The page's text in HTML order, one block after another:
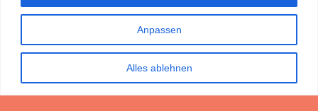
Anpassen
Alles ablehnen
Fakenews? (2.777)
Ich reime weil’s mir Freude macht …
Die Erscheinung des Messias (2.320)
Dr. Christian Rempel mit technischer Unterstützung von René